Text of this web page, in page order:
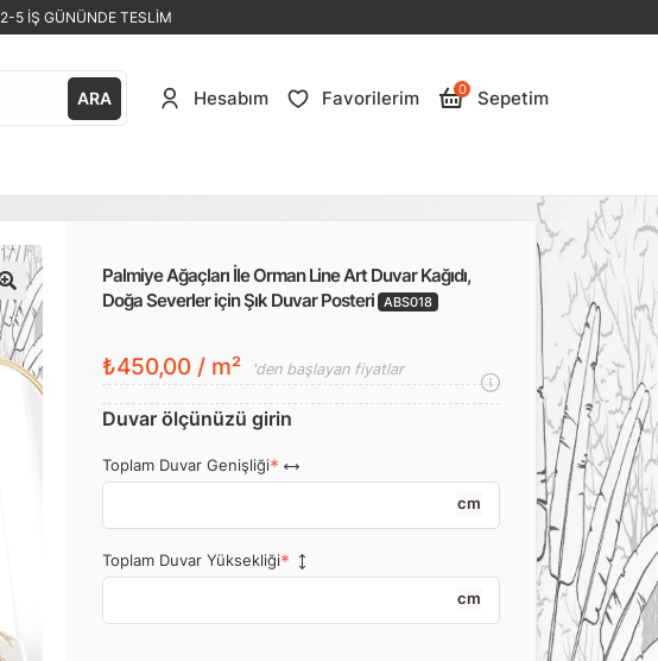
5 İŞ GÜNÜNDE TESLİM
ARA Hesabım Favorilerim 0 Sepetim
🔍
Palmiye Ağaçları İle Orman Line Art Duvar Kağıdı,
Doğa Severler için Şık Duvar Posteri ABS018
₺450,00 / m² 'den başlayan fiyatlar
Duvar ölçünüzü girin
Toplam Duvar Genişliği
cm
Toplam Duvar Yüksekliği
cm